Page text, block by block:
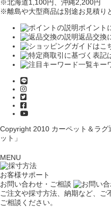
※北海道1,100円
、沖縄2,200円
※離島や大型商品は別途お見積り
ポイント
返品交換
キー
Copyright 2010 カーペット＆ラ
ット」
MENU
お客様サポート
お問い合わせ・ご相談
ご注文や採寸方法、納期など、ご
ご相談ください。